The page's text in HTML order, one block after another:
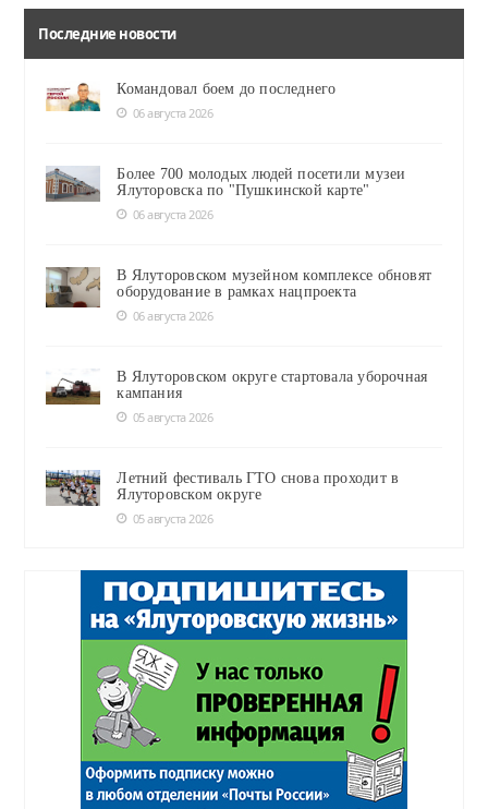
Последние новости
Командовал боем до последнего
06 августа 2026
Более 700 молодых людей посетили музеи
Ялуторовска по "Пушкинской карте"
06 августа 2026
В Ялуторовском музейном комплексе обновят
оборудование в рамках нацпроекта
06 августа 2026
В Ялуторовском округе стартовала уборочная
кампания
05 августа 2026
Летний фестиваль ГТО снова проходит в
Ялуторовском округе
05 августа 2026